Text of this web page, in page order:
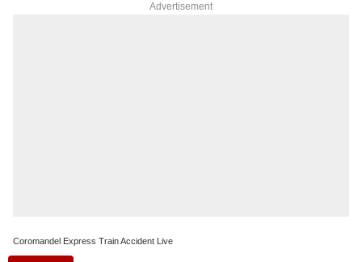
Advertisement
Coromandel Express Train Accident Live